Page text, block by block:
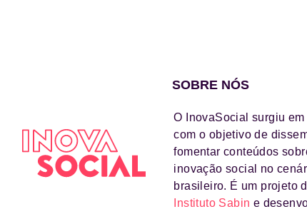
SOBRE NÓS
O InovaSocial surgiu em
com o objetivo de
fomentar conteúdos
inovação social no
brasileiro. É um projeto
Instituto Sabin e